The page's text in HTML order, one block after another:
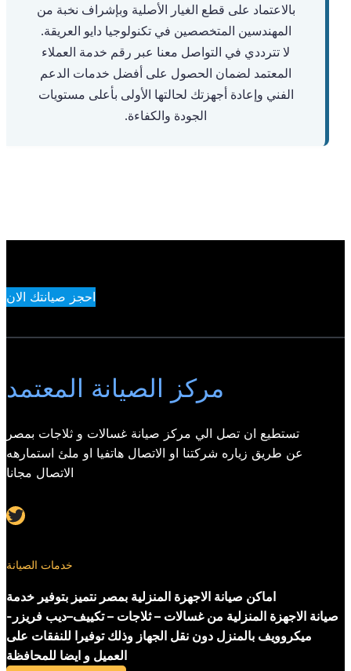
بالاعتماد على قطع الغيار الأصلية وبإشراف نخبة من
المهندسين المتخصصين في تكنولوجيا دايو العريقة.
لا تترددي في التواصل معنا عبر رقم خدمة العملاء
المعتمد لضمان الحصول على أفضل خدمات الدعم
الفني وإعادة أجهزتك لحالتها الأولى بأعلى مستويات
الجودة والكفاءة.
احجز صيانتك الان
مركز الصيانة المعتمد
تستطيع ان تصل الي مركز صيانة غسالات و ثلاجات بمصر
عن طريق زياره شركتنا او الاتصال هاتفيا او ملئ استمارهه
الاتصال مجانا
Twitter
خدمات الصيانة
اماكن صيانة الاجهزة المنزلية بمصر نتميز بتوفير خدمة
صيانة الاجهزة المنزلية من غسالات – ثلاجات – تكييف–ديب فريزر-
ميكروويف بالمنزل دون نقل الجهاز وذلك توفيرا للنفقات على
العميل و ايضا للمحافظة